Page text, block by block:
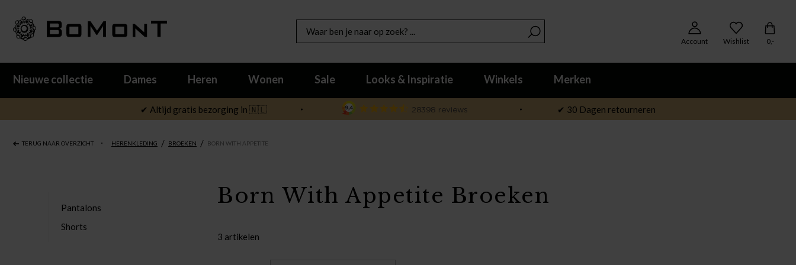
Account Wishlist 0,-
Nieuwe collectie Dames Heren Wonen Sale Looks & Inspiratie Winkels Merken
✔ Altijd gratis bezorging in 🇳🇱 ✔ 30 Dagen retourneren
TERUG NAAR OVERZICHT HERENKLEDING / BROEKEN / BORN WITH APPETITE
Pantalons
Shorts
Born With Appetite Broeken
3 artikelen